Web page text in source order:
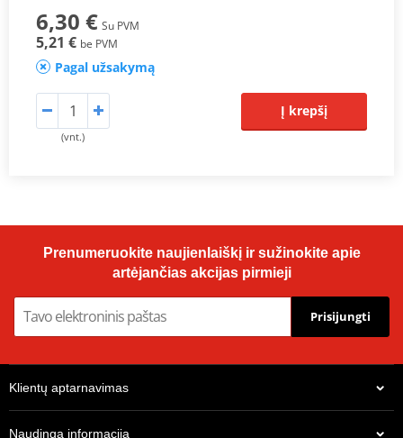
6,30 € Su PVM
5,21 € be PVM
Pagal užsakymą
(vnt.)
Į krepšį
Prenumeruokite naujienlaiškį ir sužinokite apie
artėjančias akcijas pirmieji
Prisijungti
Klientų aptarnavimas
Naudinga informacija